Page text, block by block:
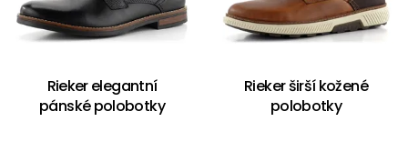
Rieker elegantní
pánské polobotky
Rieker širší kožené
polobotky